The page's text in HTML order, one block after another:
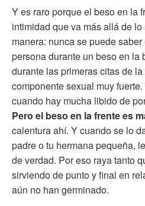
Y es raro porque el beso en la
intimidad que va más allá de
manera: nunca se puede
persona durante un beso en la
durante las primeras citas de
componente sexual muy
cuando hay mucha libido de
Pero el beso en la frente es
calentura ahí. Y cuando se lo
padre o tu hermana pequeña,
de verdad. Por eso raya tanto
sirviendo de punto y final en
aún no han germinado.